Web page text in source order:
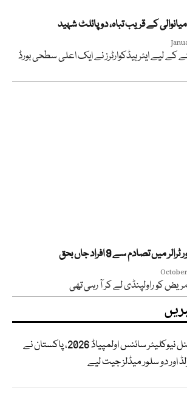
کے قریب تباہ، دو پائلٹ شہید
کے لیے ایئر ہیڈکوارٹرز نے ایک اعلی سطحی بورڈ
میں تصادم سے 9 افراد جاں بحق
کو راولپنڈی لے کر آ رہی تھی
انٹرنیشنل نیوکلیئر سائنس اولمپیاڈ 2026، پاکستان نے
اور دو سلور میڈلز جیت لیے